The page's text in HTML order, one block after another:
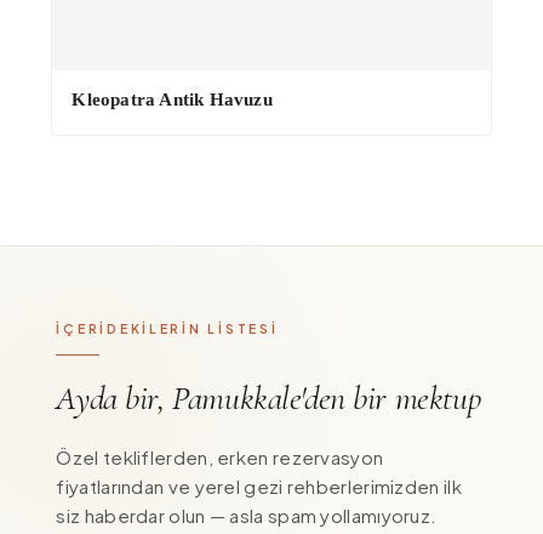
Kleopatra Antik Havuzu
İÇERİDEKİLERİN LİSTESİ
Ayda bir, Pamukkale'den bir mektup
Özel tekliflerden, erken rezervasyon
fiyatlarından ve yerel gezi rehberlerimizden ilk
siz haberdar olun — asla spam yollamıyoruz.